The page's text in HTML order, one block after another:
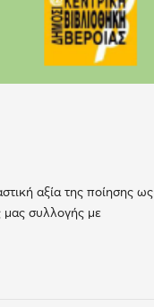
αξία της ποίησης ως
μας συλλογής με